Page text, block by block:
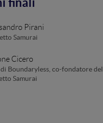
finali
Pirani
Samurai
Cicero
Boundaryless, co-fondatore del
Samurai